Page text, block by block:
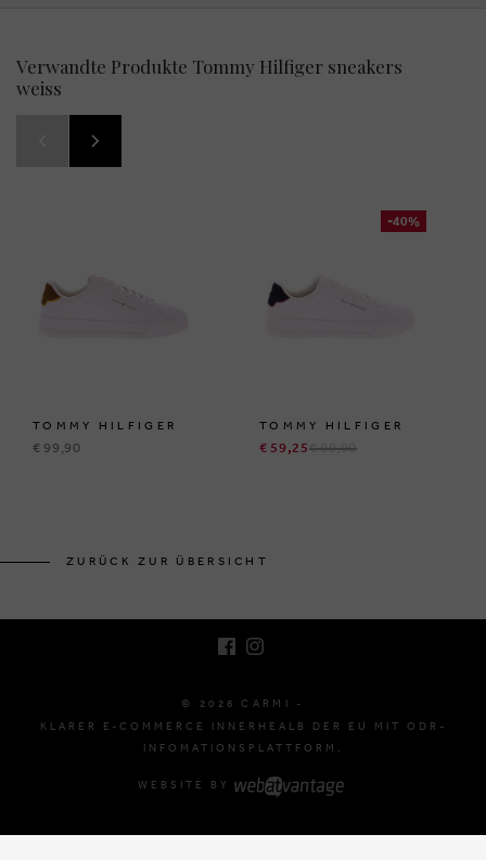
Verwandte Produkte Tommy Hilfiger sneakers
weiss
TOMMY HILFIGER
€ 99,90
-40%
TOMMY HILFIGER
€ 59,25€ 99,90
ZURÜCK ZUR ÜBERSICHT
© 2026 CARMI -
KLARER E-COMMERCE INNERHEALB DER EU MIT ODR-
INFOMATIONSPLATTFORM.
WEBSITE BY